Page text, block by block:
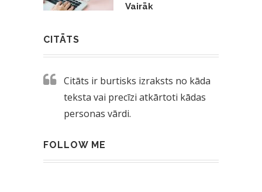
Vairāk
CITĀTS
Citāts ir burtisks izraksts no kāda
teksta vai precīzi atkārtoti kādas
personas vārdi.
FOLLOW ME